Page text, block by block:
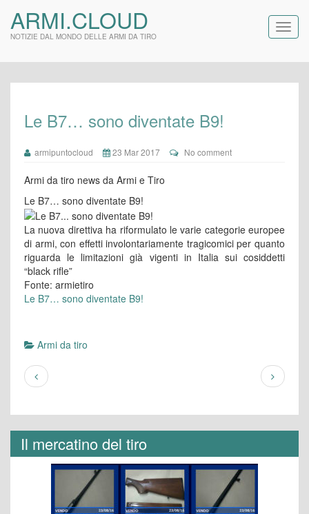
ARMI.CLOUD
NOTIZIE DAL MONDO DELLE ARMI DA TIRO
Le B7… sono diventate B9!
armipuntocloud 23 Mar 2017 No comment
Armi da tiro news da Armi e Tiro
Le B7… sono diventate B9!
La nuova direttiva ha riformulato le varie categorie europee
di armi, con effetti involontariamente tragicomici per quanto
riguarda le limitazioni già vigenti in Italia sui cosiddetti
“black rifle”
Fonte: armietiro
Le B7… sono diventate B9!
Armi da tiro
Il mercatino del tiro